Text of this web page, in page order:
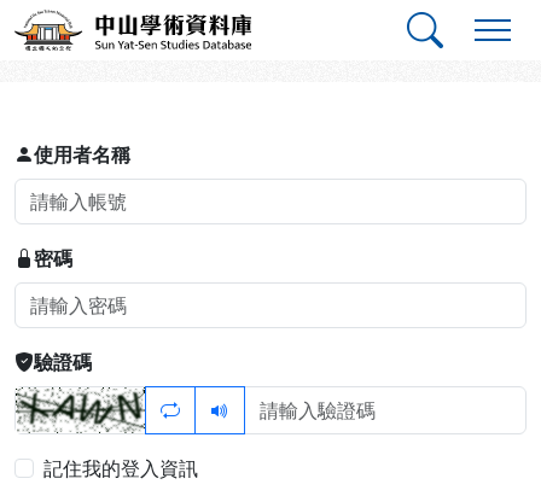
跳到主要內容
中山學術資料庫
登入
使用者名稱
密碼
驗證碼
記住我的登入資訊